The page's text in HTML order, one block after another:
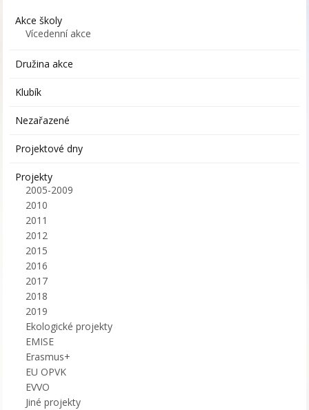
Akce školy
Vícedenní akce
Družina akce
Klubík
Nezařazené
Projektové dny
Projekty
2005-2009
2010
2011
2012
2015
2016
2017
2018
2019
Ekologické projekty
EMISE
Erasmus+
EU OPVK
EVVO
Jiné projekty